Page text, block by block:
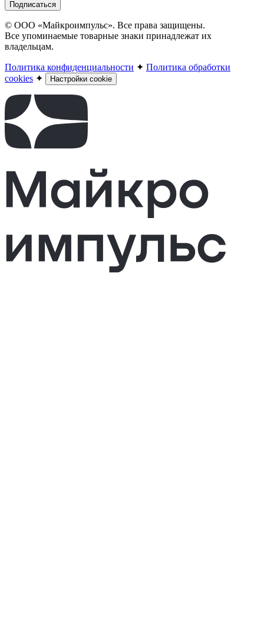
Подписаться
© ООО «Майкроимпульс». Все права защищены.
Все упоминаемые товарные знаки принадлежат их
владельцам.
Политика конфиденциальности ✦ Политика обработки
cookies ✦ Настройки cookie